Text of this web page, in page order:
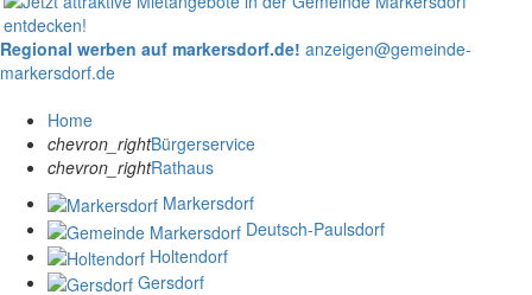
Regional werben auf markersdorf.de! anzeigen@gemeinde-
markersdorf.de
Home
chevron_rightBürgerservice
chevron_rightRathaus
Markersdorf
Deutsch-Paulsdorf
Holtendorf
Gersdorf